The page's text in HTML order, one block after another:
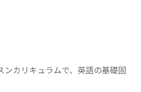
ンカリキュラムで、英語の基礎固